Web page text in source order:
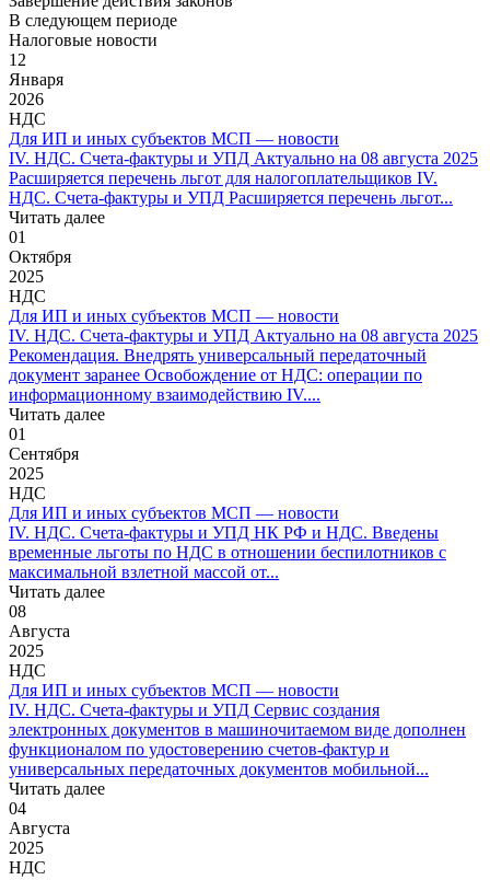
В следующем периоде
Налоговые новости
12
Января
2026
НДС
Для ИП и иных субъектов МСП — новости
IV. НДС. Счета-фактуры и УПД Актуально на 08 августа 2025
Расширяется перечень льгот для налогоплательщиков IV.
НДС. Счета-фактуры и УПД Расширяется перечень льгот...
Читать далее
01
Октября
2025
НДС
Для ИП и иных субъектов МСП — новости
IV. НДС. Счета-фактуры и УПД Актуально на 08 августа 2025
Рекомендация. Внедрять универсальный передаточный
документ заранее Освобождение от НДС: операции по
информационному взаимодействию IV....
Читать далее
01
Сентября
2025
НДС
Для ИП и иных субъектов МСП — новости
IV. НДС. Счета-фактуры и УПД НК РФ и НДС. Введены
временные льготы по НДС в отношении беспилотников с
максимальной взлетной массой от...
Читать далее
08
Августа
2025
НДС
Для ИП и иных субъектов МСП — новости
IV. НДС. Счета-фактуры и УПД Сервис создания
электронных документов в машиночитаемом виде дополнен
функционалом по удостоверению счетов-фактур и
универсальных передаточных документов мобильной...
Читать далее
04
Августа
2025
НДС